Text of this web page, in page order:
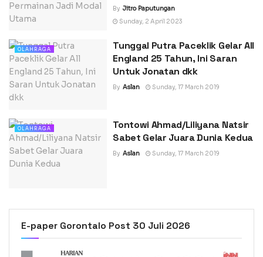
By Jitro Paputungan
Sunday, 2 April 2023
OLAHRAGA
Tunggal Putra Paceklik Gelar All
England 25 Tahun, Ini Saran
Untuk Jonatan dkk
By Aslan Sunday, 17 March 2019
OLAHRAGA
Tontowi Ahmad/Liliyana Natsir
Sabet Gelar Juara Dunia Kedua
By Aslan Sunday, 17 March 2019
E-paper Gorontalo Post 30 Juli 2026